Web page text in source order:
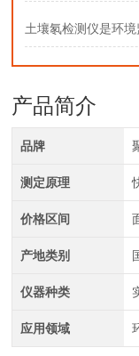
土壤氡检测仪是环
产品简介
品牌
测定原理
价格区间
产地类别
仪器种类
应用领域